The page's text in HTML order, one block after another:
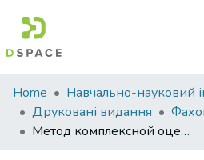
Communities
&
Collections
Home
Друковані видання
Метод комплексной оценки надежности распределенных информационно-управляющих систем с учетом различных видов неисправностей